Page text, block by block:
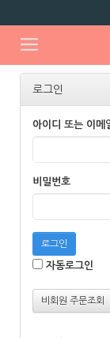
로그인
아이디 또는 이메
비밀번호
로그인
자동로그인
비회원 주문조회